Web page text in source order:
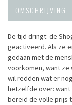
OMSCHRIJVING
De tijd dringt: de
geactiveerd. Als ze
gedaan met de
voorkomen, want ze
wil redden wat er
hetzelfde over: want
bereid de volle prijs